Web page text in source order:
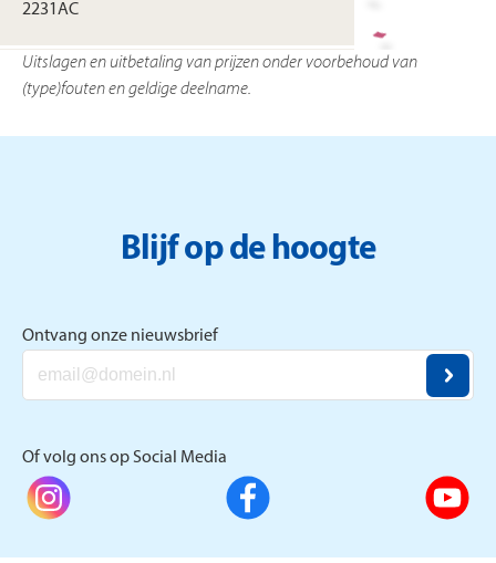
2231AC
Uitslagen en uitbetaling van prijzen onder voorbehoud van
(type)fouten en geldige deelname.
Blijf op de hoogte
Ontvang onze nieuwsbrief
Of volg ons op Social Media